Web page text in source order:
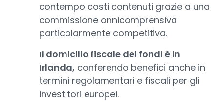
contempo costi contenuti grazie a una
commissione onnicomprensiva
particolarmente competitiva.
Il domicilio fiscale dei fondi è in
Irlanda, conferendo benefici anche in
termini regolamentari e fiscali per gli
investitori europei.